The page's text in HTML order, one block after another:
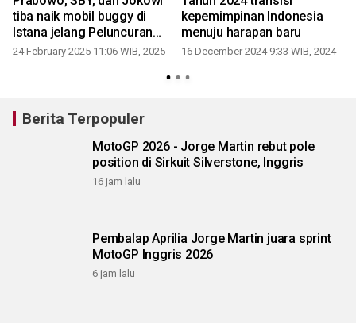
tiba naik mobil buggy di
Istana jelang Peluncuran
Danantara
24 February 2025 11:06 WIB, 2025
kepemimpinan Indonesia
menuju harapan baru
16 December 2024 9:33 WIB, 2024
Berita Terpopuler
MotoGP 2026 - Jorge Martin rebut pole
position di Sirkuit Silverstone, Inggris
16 jam lalu
Pembalap Aprilia Jorge Martin juara sprint
MotoGP Inggris 2026
6 jam lalu